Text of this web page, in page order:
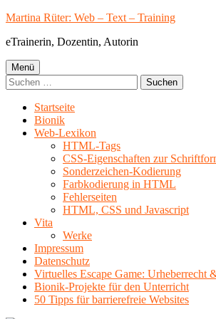
Springe
Inhalt
Martina Rüter: Web – Text – Training
eTrainerin, Dozentin, Autorin
Primäres
Menü
Menü
Suchen
nach:
Startseite
Bionik
Web-Lexikon
HTML-Tags
CSS-Eigenschaften zur
Sonderzeichen-Kodierung
Farbkodierung in HTML
Fehlerseiten
HTML, CSS und Javascript
Vita
Werke
Impressum
Datenschutz
Virtuelles Escape Game: Urheberrecht
Bionik-Projekte für den Unterricht
50 Tipps für barrierefreie Websites